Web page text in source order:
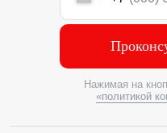
Нажимая на
«политикой